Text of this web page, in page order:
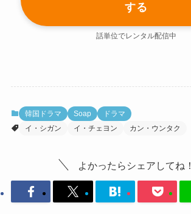
する
話単位でレンタル配信中
韓国ドラマ Soap
ドラマ
イ・シガン
イ・チェヨン カン・ウンタク
よかったらシェアしてね！